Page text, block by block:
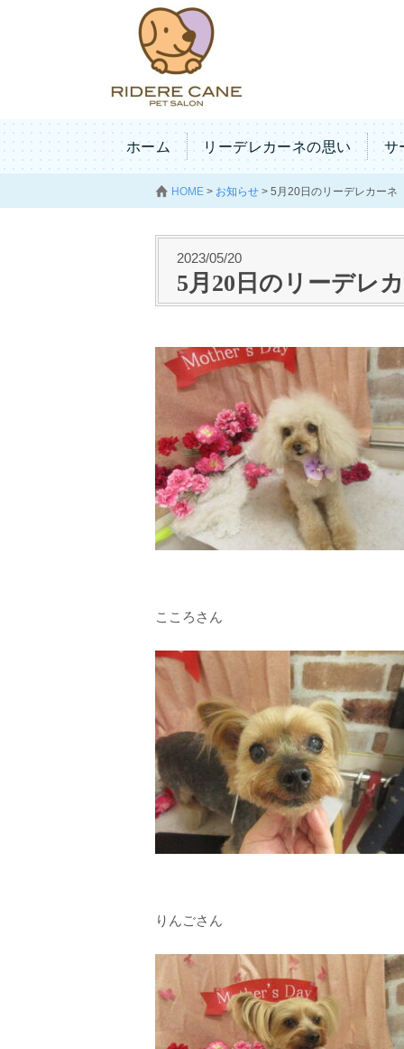
ホーム リーデレカーネの思い サ
HOME > お知らせ > 5月20日のリーデレカーネ
2023/05/20
5月20日のリーデレ
こころさん
りんごさん